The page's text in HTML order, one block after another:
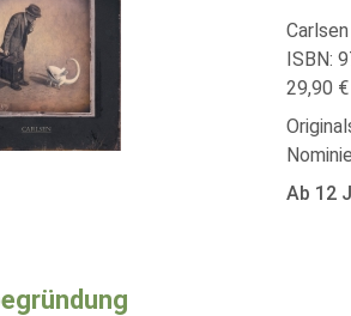
ISBN:
29,90
Ab 12